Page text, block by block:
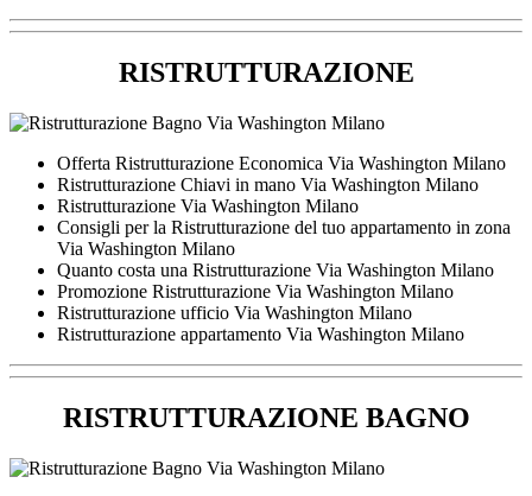
RISTRUTTURAZIONE
Offerta Ristrutturazione Economica Via Washington Milano
Ristrutturazione Chiavi in mano Via Washington Milano
Ristrutturazione Via Washington Milano
Consigli per la Ristrutturazione del tuo appartamento in zona
Via Washington Milano
Quanto costa una Ristrutturazione Via Washington Milano
Promozione Ristrutturazione Via Washington Milano
Ristrutturazione ufficio Via Washington Milano
Ristrutturazione appartamento Via Washington Milano
RISTRUTTURAZIONE BAGNO